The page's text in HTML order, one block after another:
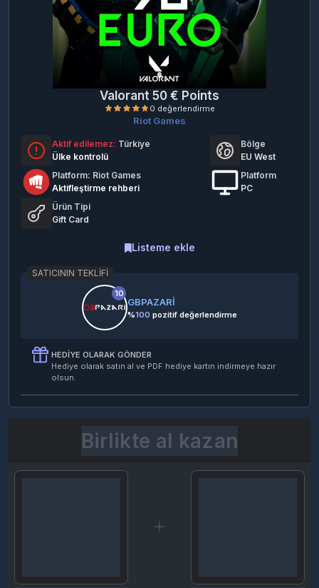
Valorant 50 € Points
Riot Games
Aktif edilemez: Türkiye
Ülke kontrolü
Bölge
EU West
Platform: Riot Games
Aktifleştirme rehberi
Platform
PC
Ürün Tipi
Gift Card
Listeme ekle
SATICININ TEKLIFI
10
GBPAZARİ
%100 pozitif değerlendirme
HEDIYE OLARAK GÖNDER
Hediye olarak satın al ve PDF hediye kartın indirmeye hazır
olsun.
Birlikte al kazan